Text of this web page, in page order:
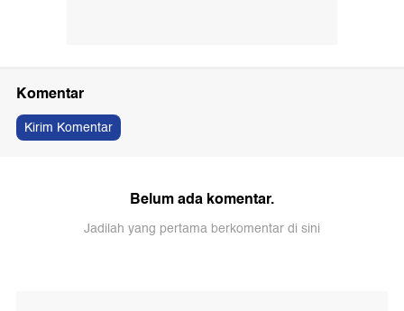
Komentar
Kirim Komentar
Belum ada komentar.
Jadilah yang pertama berkomentar di sini